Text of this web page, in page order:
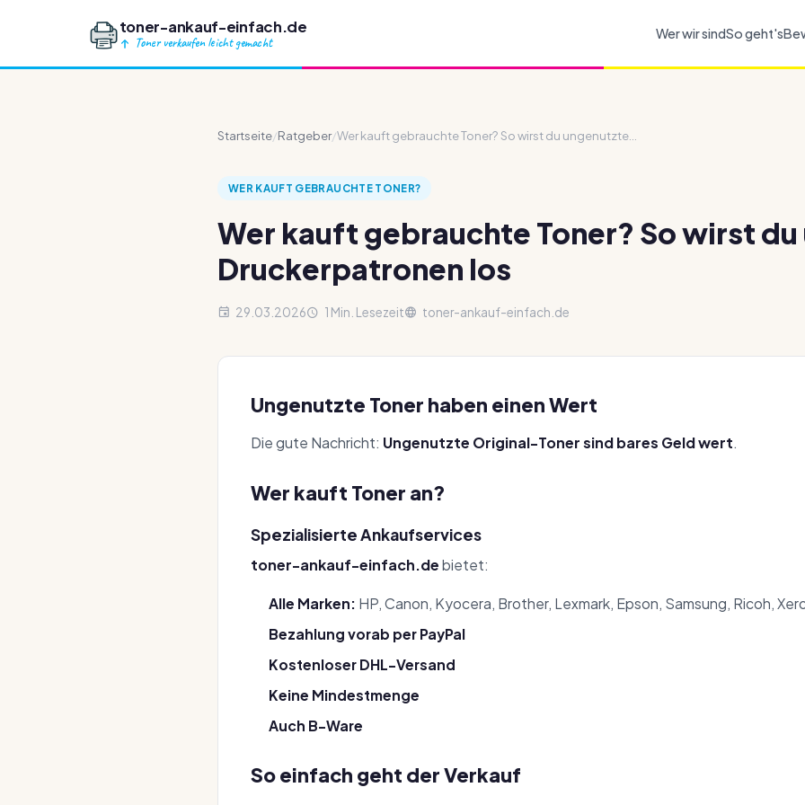
toner-ankauf-einfach.de
Toner verkaufen leicht gemacht
Wer wir sindSo geht's
Startseite/Ratgeber/Wer kauft gebrauchte Toner? So wirst du ungenutzte...
WER KAUFT GEBRAUCHTE TONER?
Wer kauft gebrauchte Toner? So wirst
Druckerpatronen los
29.03.2026 1 Min. Lesezeit toner-ankauf-einfach.de
Ungenutzte Toner haben einen Wert
Die gute Nachricht: Ungenutzte Original-Toner sind bares Geld wert.
Wer kauft Toner an?
Spezialisierte Ankaufservices
toner-ankauf-einfach.debietet:
Alle Marken: HP, Canon, Kyocera, Brother, Lexmark, Epson, Samsung, Ricoh,
Bezahlung vorab per PayPal
Kostenloser DHL-Versand
Keine Mindestmenge
Auch B-Ware
So einfach geht der Verkauf